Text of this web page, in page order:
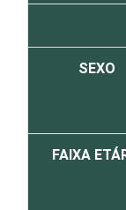
SEXO
FAIXA